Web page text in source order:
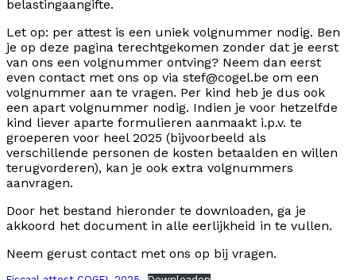
belastingaangifte.
Let op: per attest is een uniek volgnummer nodig. Ben
je op deze pagina terechtgekomen zonder dat je eerst
van ons een volgnummer ontving? Neem dan eerst
even contact met ons op via stef@cogel.be om een
volgnummer aan te vragen. Per kind heb je dus ook
een apart volgnummer nodig. Indien je voor hetzelfde
kind liever aparte formulieren aanmaakt i.p.v. te
groeperen voor heel 2025 (bijvoorbeeld als
verschillende personen de kosten betaalden en willen
terugvorderen), kan je ook extra volgnummers
aanvragen.
Door het bestand hieronder te downloaden, ga je
akkoord het document in alle eerlijkheid in te vullen.
Neem gerust contact met ons op bij vragen.